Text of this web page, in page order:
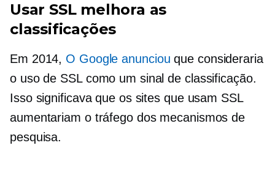
Usar SSL melhora as
classificações
Em 2014, O Google anunciou que consideraria
o uso de SSL como um sinal de classificação.
Isso significava que os sites que usam SSL
aumentariam o tráfego dos mecanismos de
pesquisa.